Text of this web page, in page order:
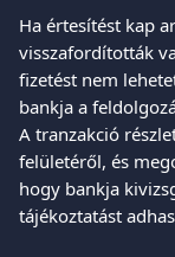
Ha értesítést kap
visszafordították
fizetést nem
bankja a
A tranzakció
felületéről, és
hogy bankja
tájékoztatást